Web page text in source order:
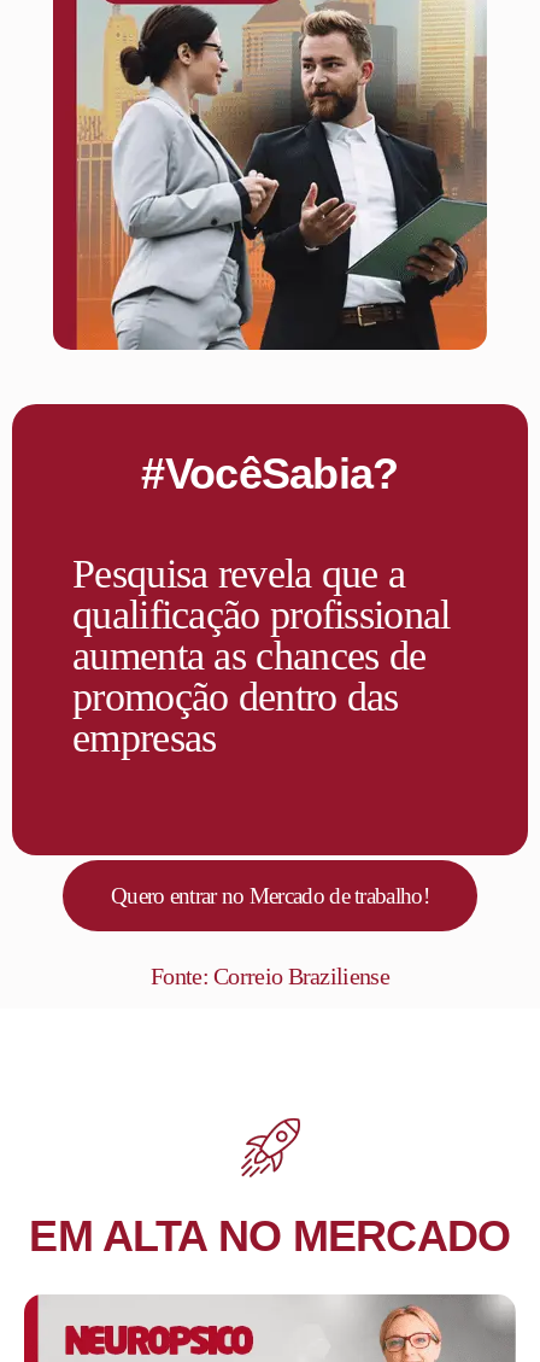
#VocêSabia?
Pesquisa revela que a
qualificação profissional
aumenta as chances de
promoção dentro das
empresas
Quero entrar no Mercado de trabalho!
Fonte: Correio Braziliense
EM ALTA NO MERCADO